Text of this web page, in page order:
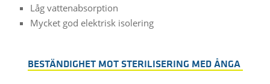
Låg vattenabsorption
Mycket god elektrisk isolering
BESTÄNDIGHET MOT STERILISERING MED ÅNGA